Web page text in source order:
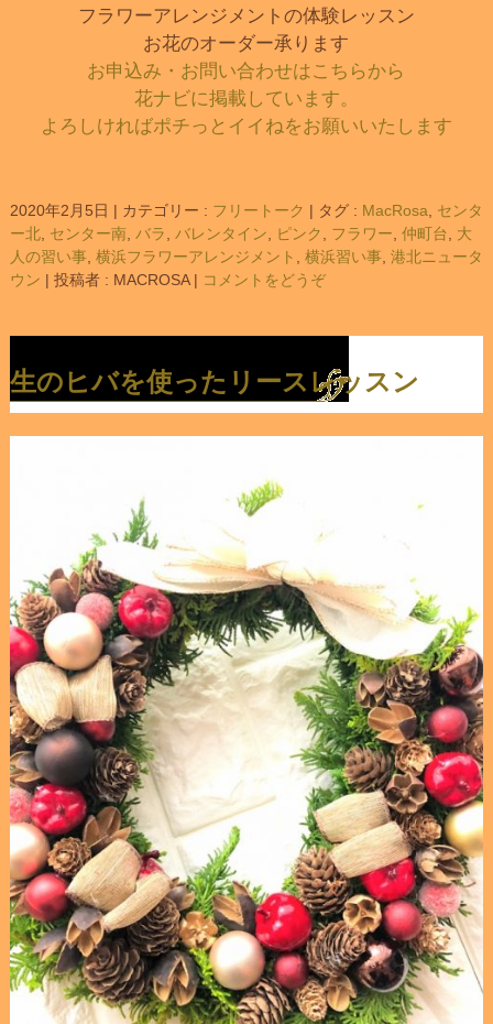
フラワーアレンジメントの体験レッスン
お花のオーダー承ります
お申込み・お問い合わせはこちらから
花ナビに掲載しています。
よろしければポチっとイイねをお願いいたします
2020年2月5日 | カテゴリー : フリートーク | タグ : MacRosa
センタ
ー北, センター南, バラ バレンタイン ピンク フラワー 仲町台
大
人の習い事, 横浜フラワーアレンジメント 横浜習い事, 港北ニュータ
ウン | 投稿者 : MACROSA | コメントをどうぞ
生のヒバを使ったリースレッスン